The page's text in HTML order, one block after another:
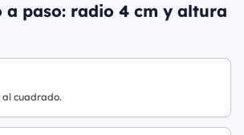
a paso: radio 4 cm y altura
al cuadrado.